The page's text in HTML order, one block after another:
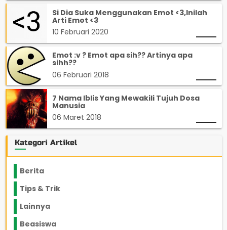
Si Dia Suka Menggunakan Emot <3,Inilah
Arti Emot <3
10 Februari 2020
Emot :v ? Emot apa sih?? Artinya apa
sihh??
06 Februari 2018
7 Nama Iblis Yang Mewakili Tujuh Dosa
Manusia
06 Maret 2018
Kategori Artikel
Berita
Tips & Trik
Lainnya
Beasiswa